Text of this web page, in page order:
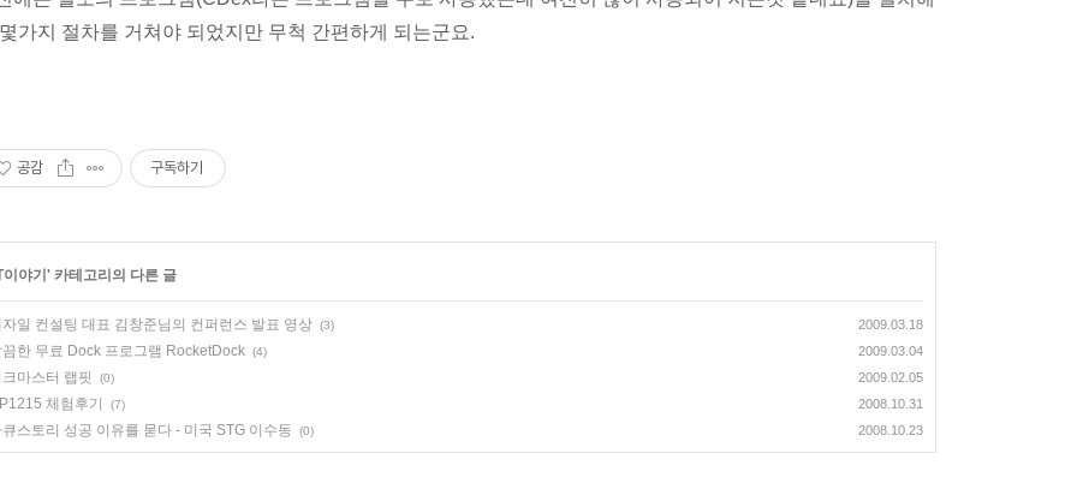
가지 절차를 거쳐야 되었지만 무척 간편하게 되는군요.
공감 구독하기
야기 ' 카테고리의 다른 글
일 컨설팅 대표 김창준님의 컨퍼런스 발표 영상 (3) 2009.03.18
한 무료 Dock 프로그램 RocketDock (4) 2009.03.04
마스터 랩핏 (0) 2009.02.05
체험후기 (7) 2008.10.31
스토리 성공 이유를 묻다 - 미국 STG 이수동 (0) 2008.10.23